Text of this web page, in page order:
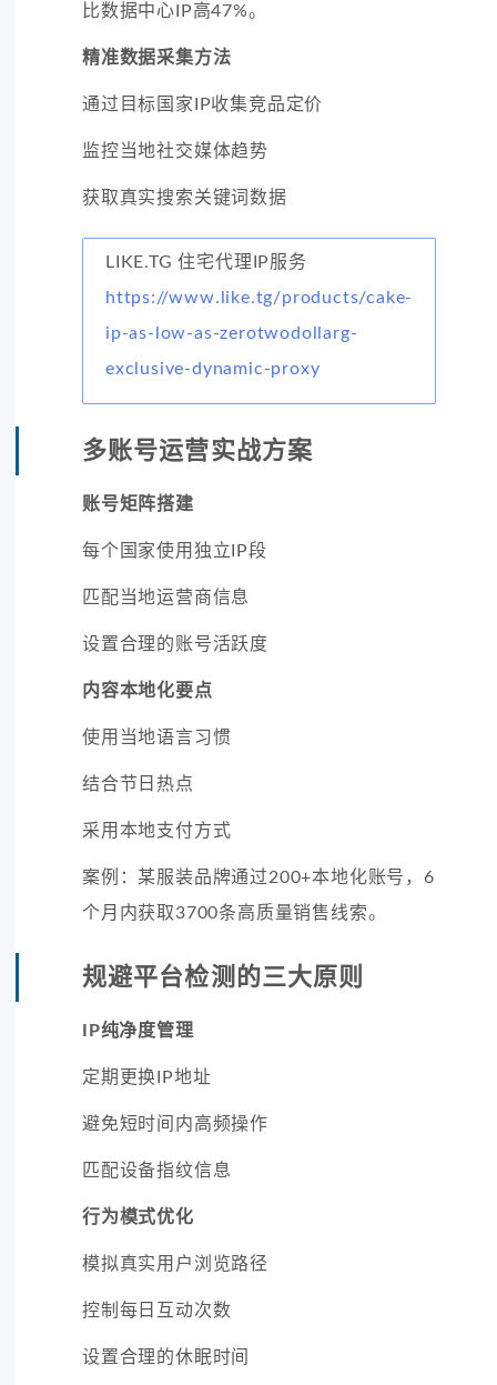
比数据中心IP高47%。
精准数据采集方法
通过目标国家IP收集竞品定价
监控当地社交媒体趋势
获取真实搜索关键词数据
LIKE.TG 住宅代理IP服务
https://www.like.tg/products/cake-
ip-as-low-as-zerotwodollarg-
exclusive-dynamic-proxy
多账号运营实战方案
账号矩阵搭建
每个国家使用独立IP段
匹配当地运营商信息
设置合理的账号活跃度
内容本地化要点
使用当地语言习惯
结合节日热点
采用本地支付方式
案例：某服装品牌通过200+本地化账号，6
个月内获取3700条高质量销售线索。
规避平台检测的三大原则
IP纯净度管理
定期更换IP地址
避免短时间内高频操作
匹配设备指纹信息
行为模式优化
模拟真实用户浏览路径
控制每日互动次数
设置合理的休眠时间